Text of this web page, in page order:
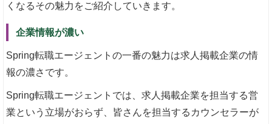
くなるその魅力をご紹介していきます。
企業情報が濃い
Spring転職エージェントの一番の魅力は求人掲載企業の情
報の濃さです。
Spring転職エージェントでは、求人掲載企業を担当する営
業という立場がおらず、皆さんを担当するカウンセラーが